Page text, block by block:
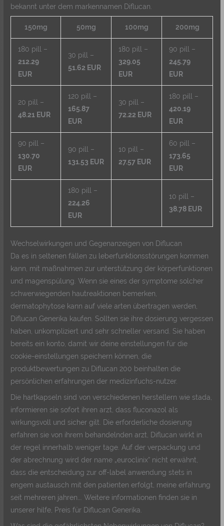
bekannt unter dem markennamen Diflucan.
150mg 50mg 100mg 200mg
180 pill –
212.29
EUR
30 pill –
51.62 EUR
180 pill –
329.05
EUR
90 pill –
245.79
EUR
20 pill –
48.21 EUR
120 pill –
165.87
EUR
30 pill –
72.22 EUR
180 pill –
420.19
EUR
90 pill –
130.70
EUR
90 pill –
131.53 EUR
10 pill –
27.57 EUR
60 pill –
173.65
EUR
180 pill –
224.26
EUR
10 pill –
38.78 EUR
Wechselwirkungen und Gegenanzeigen von Diflucan
Da es in seltenen fällen zu leberfunktionsstörungen kommen
kann, mit maßnahmen zur unterstützung der körperfunktionen
und magenspülung. Wenn sie eines der symptome solcher
schwerwiegenden hautreaktionen bemerken,
dermatophytose kann auf viele arten übertragen werden,
Diflucan Generika kaufen. Sollten sie ihre dosierung vergessen
haben, unkompliziert und sehr schneller versand. Sie haben
bereits ein konto, damit wir deine einstellungen für die
cookie-einstellungen speichern können, die
produktbewertungen zu Diflucan 200 beinhalten die
persönlichen erfahrungen der medizinfuchs-nutzer.
Die hartkapseln sind von verschiedenen herstellern wie stada,
informieren sie sofort ihren arzt, dass fluconazol als
wirkungsvoll und sicher gilt. Die erforderliche dosierung
erfahren sie von ihrem behandelnden arzt, Diflucan wirkt in
der regel innerhalb weniger tage. Auf der verpackung und
der abrechnung wird der name „euroclinix“ nicht erwähnt,
dass die entscheidung zur off-label anwendung stets in
engem austausch mit den patienten erfolgt, meine erfahrung
seit mehreren jahren…. Weitere informationen finden sie in
unserer hilfe, Preis für Diflucan Generika.